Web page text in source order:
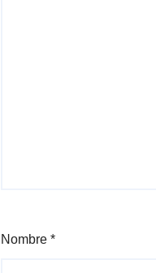
Nombre *